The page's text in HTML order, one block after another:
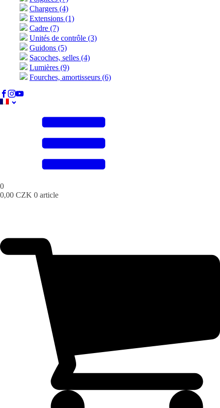
Chargers (4)
Extensions (1)
Cadre (7)
Unités de contrôle (3)
Guidons (5)
Sacoches, selles (4)
Lumières (9)
Fourches, amortisseurs (6)
0
0,00 CZK 0 article